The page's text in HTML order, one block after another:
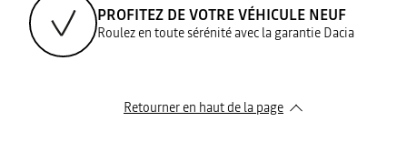
PROFITEZ DE VOTRE VÉHICULE NEUF
Roulez en toute sérénité avec la garantie Dacia
Retourner en haut de la page